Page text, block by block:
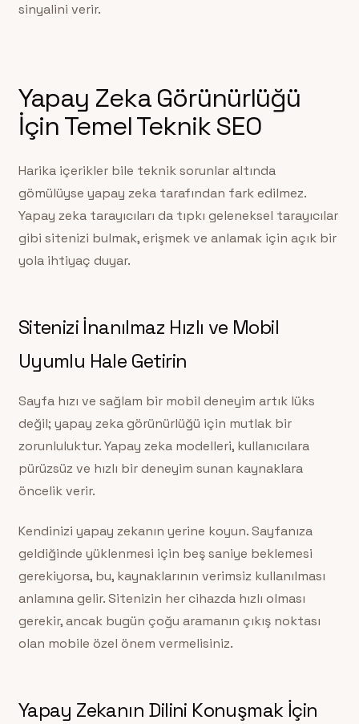
sinyalini verir.
Yapay Zeka Görünürlüğü
İçin Temel Teknik SEO
Harika içerikler bile teknik sorunlar altında
gömülüyse yapay zeka tarafından fark edilmez.
Yapay zeka tarayıcıları da tıpkı geleneksel tarayıcılar
gibi sitenizi bulmak, erişmek ve anlamak için açık bir
yola ihtiyaç duyar.
Sitenizi İnanılmaz Hızlı ve Mobil
Uyumlu Hale Getirin
Sayfa hızı ve sağlam bir mobil deneyim artık lüks
değil; yapay zeka görünürlüğü için mutlak bir
zorunluluktur. Yapay zeka modelleri, kullanıcılara
pürüzsüz ve hızlı bir deneyim sunan kaynaklara
öncelik verir.
Kendinizi yapay zekanın yerine koyun. Sayfanıza
geldiğinde yüklenmesi için beş saniye beklemesi
gerekiyorsa, bu, kaynaklarının verimsiz kullanılması
anlamına gelir. Sitenizin her cihazda hızlı olması
gerekir, ancak bugün çoğu aramanın çıkış noktası
olan mobile özel önem vermelisiniz.
Yapay Zekanın Dilini Konuşmak İçin